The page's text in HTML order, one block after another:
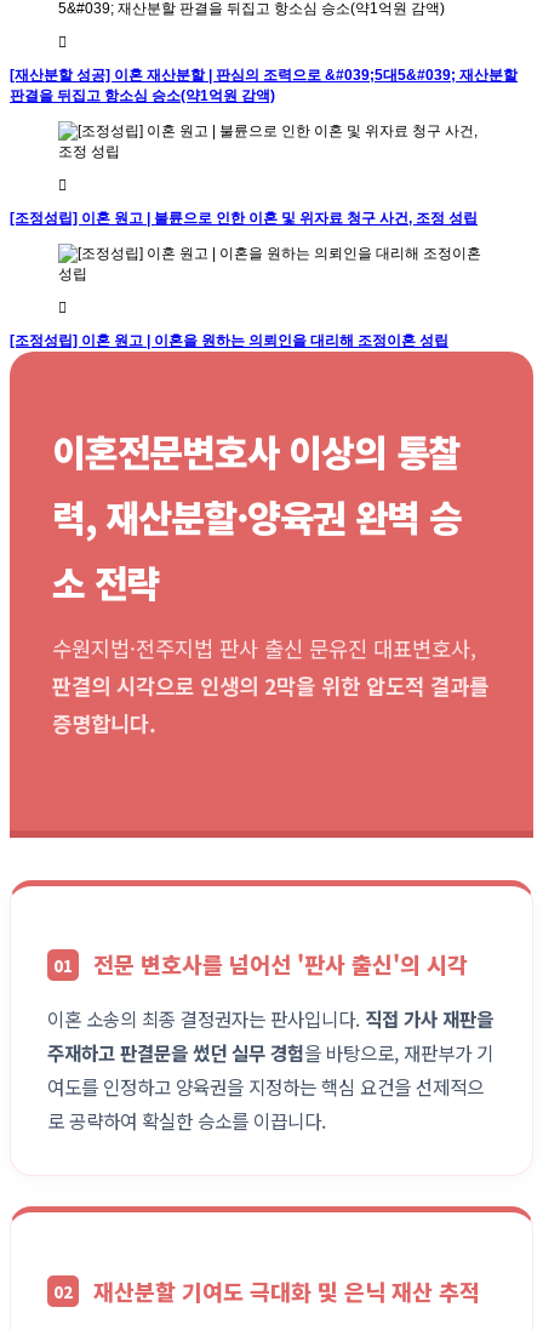
[재산분할 성공] 이혼 재산분할 | 판심의 조력으로 &#039;5대5&#039; 재산분할
판결을 뒤집고 항소심 승소(약1억원 감액)
[조정성립] 이혼 원고 | 불륜으로 인한 이혼 및 위자료 청구 사건, 조정 성립
[조정성립] 이혼 원고 | 이혼을 원하는 의뢰인을 대리해 조정이혼 성립
이혼전문변호사 이상의 통찰
력, 재산분할·양육권 완벽 승
소 전략
수원지법·전주지법 판사 출신 문유진 대표변호사,
판결의 시각으로 인생의 2막을 위한 압도적 결과를
증명합니다.
01 전문 변호사를 넘어선 '판사 출신'의 시각
이혼 소송의 최종 결정권자는 판사입니다. 직접 가사 재판을
주재하고 판결문을 썼던 실무 경험을 바탕으로, 재판부가 기
여도를 인정하고 양육권을 지정하는 핵심 요건을 선제적으
로 공략하여 확실한 승소를 이끕니다.
02 재산분할 기여도 극대화 및 은닉 재산 추적